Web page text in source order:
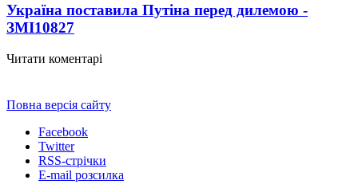
Україна поставила Путіна перед дилемою -
ЗМІ10827
Читати коментарі
Повна версія сайту
Facebook
Twitter
RSS-стрічки
E-mail розсилка